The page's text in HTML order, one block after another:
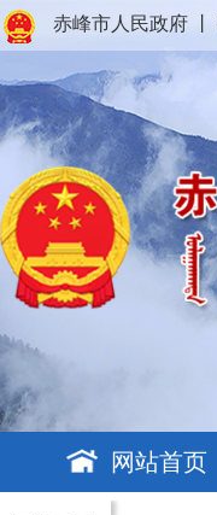
赤峰市人民政府
网站首页